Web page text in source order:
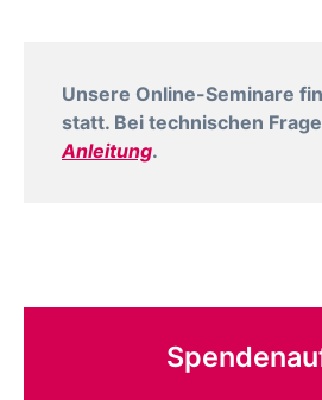
Unsere Online-Seminare
statt. Bei technischen
Anleitung.